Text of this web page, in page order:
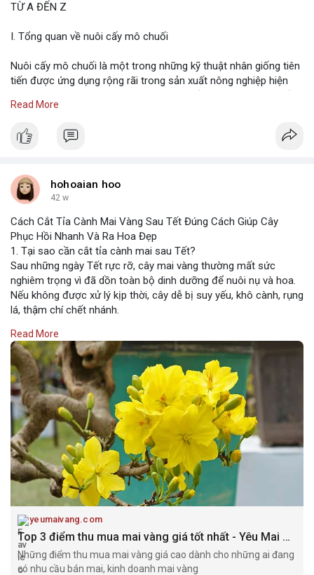
https://vigen.vn/
TỪ A ĐẾN Z
I. Tổng quan về nuôi cấy mô chuối
Nuôi cấy mô chuối là một trong những kỹ thuật nhân giống tiên
tiến được ứng dụng rộng rãi trong sản xuất nông nghiệp hiện
giống đồng đều, sạch bệnh và có khả năng sinh trưởng mạnh.
https://vigen.vn/
Read More
hohoaian hoo
42 w
Cách Cắt Tỉa Cành Mai Vàng Sau Tết Đúng Cách Giúp Cây
Phục Hồi Nhanh Và Ra Hoa Đẹp
1. Tại sao cần cắt tỉa cành mai sau Tết?
Sau những ngày Tết rực rỡ, cây mai vàng thường mất sức
nghiêm trọng vì đã dồn toàn bộ dinh dưỡng để nuôi nụ và hoa.
Nếu không được xử lý kịp thời, cây dễ bị suy yếu, khô cành, rụng
lá, thậm chí chết nhánh.
https://yeumaivang.com/diem-thu-mua-mai-vang/
https://yeumaivang.com/nguon-cung-cap-mai-vang/
https://yeumaivang.com/gia-ban....-mai-vang-2023-dinh-
Read More
yeumaivang.com
Top 3 điểm thu mua mai vàng giá tốt nhất - Yêu Mai Vàng
Những điểm thu mua mai vàng giá cao dành cho những ai đang
có nhu cầu bán mai, kinh doanh mai vàng